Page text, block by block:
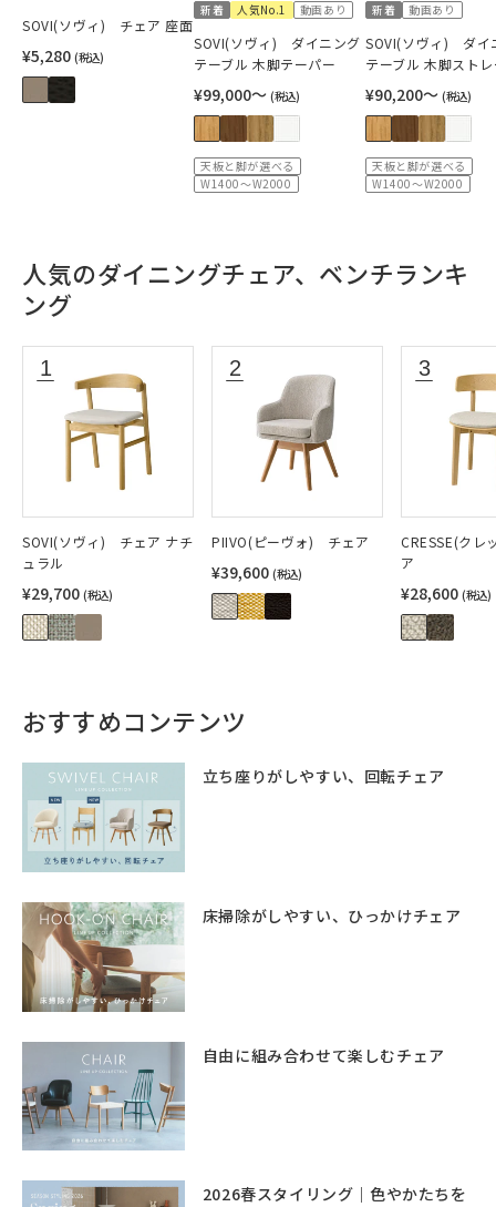
SOVI(ソヴィ) チェア 座面
¥5,280 (税込)
新着 人気No.1 動画あり
SOVI(ソヴィ) ダイニング
テーブル 木脚テーパー
¥99,000〜 (税込)
天板と脚が選べる
W1400～W2000
新着 動画あり
SOVI(ソヴィ) ダイ
テーブル 木脚スト
¥90,200〜 (税込)
天板と脚が選べる
W1400～W2000
人気のダイニングチェア、ベンチランキ
ング
SOVI(ソヴィ) チェア ナチ
ュラル
¥29,700 (税込)
PIIVO(ピーヴォ) チェア
¥39,600 (税込)
CRESSE(ク
ア
¥28,600 (税込)
おすすめコンテンツ
立ち座りがしやすい、回転チェア
床掃除がしやすい、ひっかけチェア
自由に組み合わせて楽しむチェア
2026春スタイリング｜色やかたちを